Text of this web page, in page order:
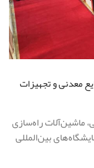
معدنی و تجهیزات
ماشین‌آلات راه‌سازی
در محل نمایشگاه‌های بین‌المللی